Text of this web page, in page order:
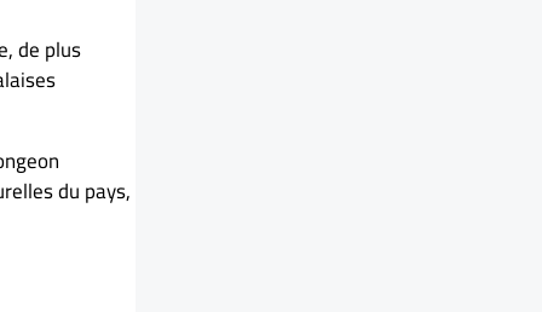
de plus
du pays,